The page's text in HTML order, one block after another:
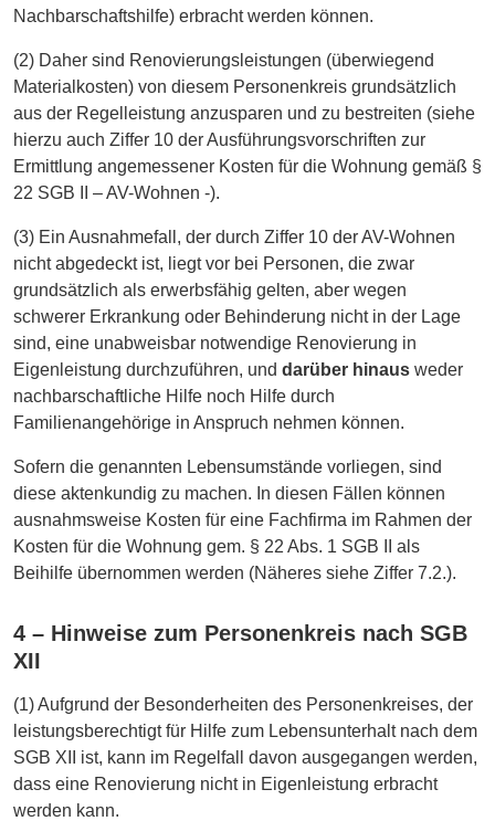
Nachbarschaftshilfe) erbracht werden können.
(2) Daher sind Renovierungsleistungen (überwiegend
Materialkosten) von diesem Personenkreis grundsätzlich
aus der Regelleistung anzusparen und zu bestreiten (siehe
hierzu auch Ziffer 10 der Ausführungsvorschriften zur
Ermittlung angemessener Kosten für die Wohnung gemäß §
22 SGB II – AV-Wohnen -).
(3) Ein Ausnahmefall, der durch Ziffer 10 der AV-Wohnen
nicht abgedeckt ist, liegt vor bei Personen, die zwar
grundsätzlich als erwerbsfähig gelten, aber wegen
schwerer Erkrankung oder Behinderung nicht in der Lage
sind, eine unabweisbar notwendige Renovierung in
Eigenleistung durchzuführen, und darüber hinaus weder
nachbarschaftliche Hilfe noch Hilfe durch
Familienangehörige in Anspruch nehmen können.
Sofern die genannten Lebensumstände vorliegen, sind
diese aktenkundig zu machen. In diesen Fällen können
ausnahmsweise Kosten für eine Fachfirma im Rahmen der
Kosten für die Wohnung gem. § 22 Abs. 1 SGB II als
Beihilfe übernommen werden (Näheres siehe Ziffer 7.2.).
4 – Hinweise zum Personenkreis nach SGB
XII
(1) Aufgrund der Besonderheiten des Personenkreises, der
leistungsberechtigt für Hilfe zum Lebensunterhalt nach dem
SGB XII ist, kann im Regelfall davon ausgegangen werden,
dass eine Renovierung nicht in Eigenleistung erbracht
werden kann.